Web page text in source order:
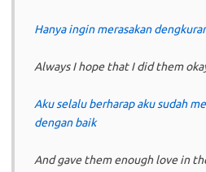
Hanya ingin merasakan
Always I hope that I did them
Aku selalu berharap aku sudah
dengan baik
And gave them enough love in